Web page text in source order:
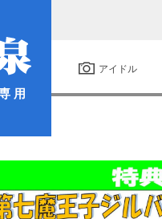
用
アイドル